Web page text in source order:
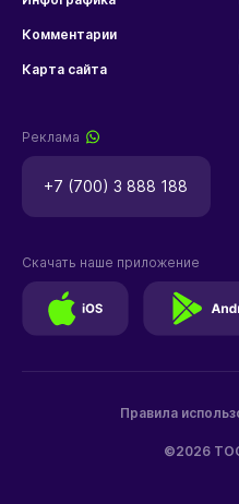
Комментарии
Карта сайта
Реклама
+7 (700) 3 888 188
©2026
Правила
Скачать наше приложение